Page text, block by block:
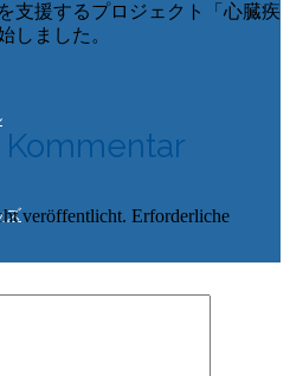
ズ
支援するプロジェクト「心臓疾
しました。
veröffentlicht. Erforderliche